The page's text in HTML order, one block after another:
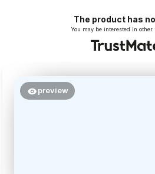
The product has
You may be interested in other
preview